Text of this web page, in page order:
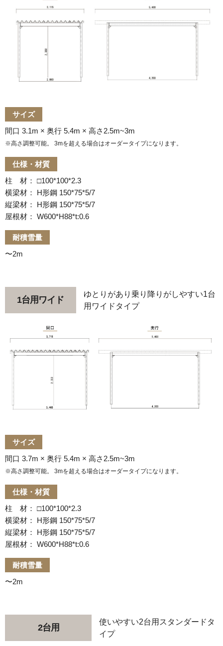
サイズ
間口 3.1m × 奥行 5.4m × 高さ2.5m~3m
※高さ調整可能。 3mを超える場合はオーダータイプになります。
仕様・材質
柱 材： □100*100*2.3
横梁材： H形鋼 150*75*5/7
縦梁材： H形鋼 150*75*5/7
屋根材： W600*H88*t:0.6
耐積雪量
〜2m
1台用ワイド
ゆとりがあり乗り降りがしやすい1台
用ワイドタイプ
サイズ
間口 3.7m × 奥行 5.4m × 高さ2.5m~3m
※高さ調整可能。 3mを超える場合はオーダータイプになります。
仕様・材質
柱 材： □100*100*2.3
横梁材： H形鋼 150*75*5/7
縦梁材： H形鋼 150*75*5/7
屋根材： W600*H88*t:0.6
耐積雪量
〜2m
2台用
使いやすい2台用スタンダードタ
イプ